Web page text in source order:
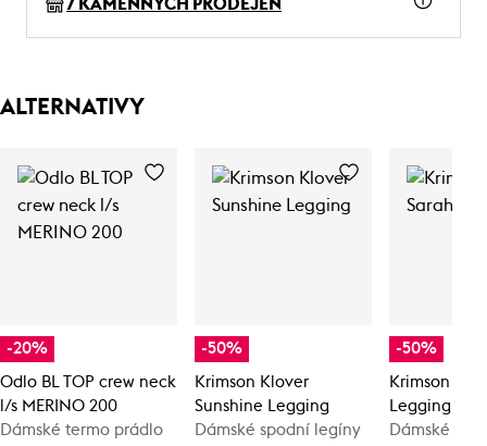
7 KAMENNÝCH PRODEJEN
ALTERNATIVY
-20%
Odlo BL TOP crew neck
l/s MERINO 200
Dámské termo prádlo
-50%
Krimson Klover
Sunshine Legging
Dámské spodní legíny
-50%
Krimson
Legging
Dámské